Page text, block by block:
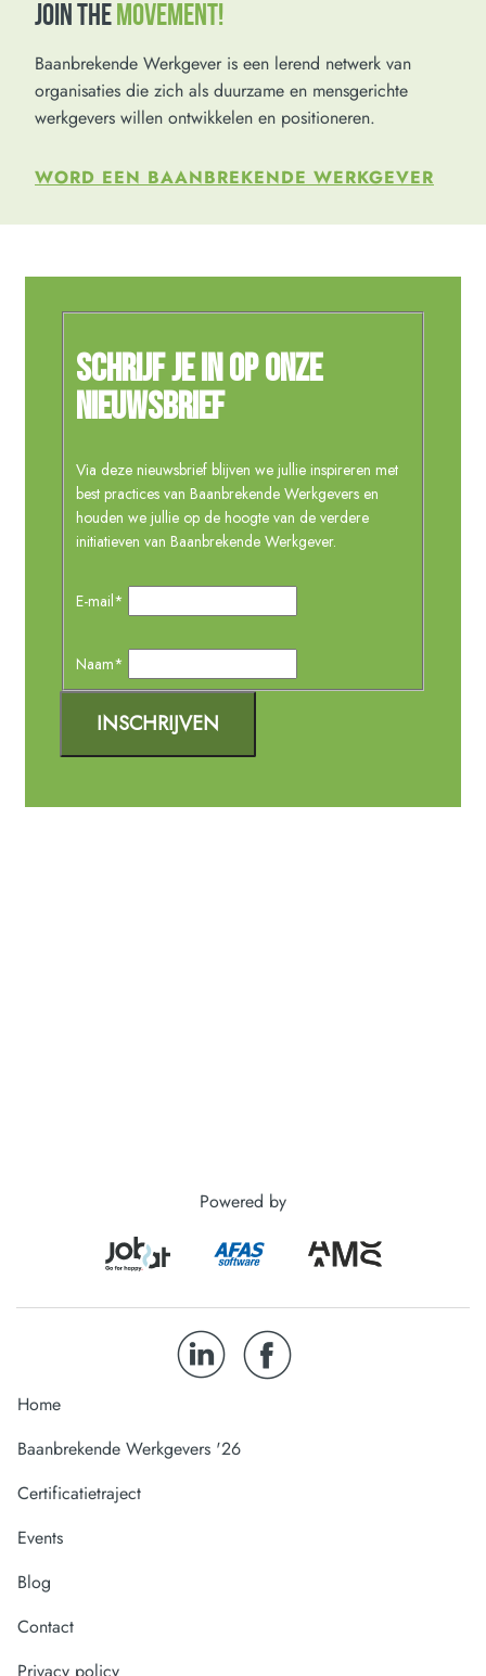
JOIN THEMOVEMENT!
Baanbrekende Werkgever is een lerend netwerk van
organisaties die zich als duurzame en mensgerichte
werkgevers willen ontwikkelen en positioneren.
WORD EEN BAANBREKENDE WERKGEVER
Powered by
Home
Baanbrekende Werkgevers '26
Certificatietraject
Events
Blog
Contact